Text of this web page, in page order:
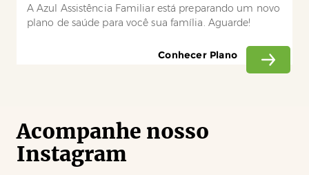
A Azul Assistência Familiar está preparando um novo
plano de saúde para você sua família. Aguarde!
Conhecer Plano
Acompanhe nosso
Instagram